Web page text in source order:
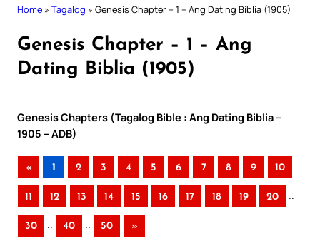
Home » Tagalog » Genesis Chapter – 1 – Ang Dating Biblia (1905)
Genesis Chapter – 1 – Ang
Dating Biblia (1905)
Genesis Chapters (Tagalog Bible : Ang Dating Biblia –
1905 – ADB)
« 1 2 3 4 5 6 7 8 9 10
11 12 13 14 15 16 17 18 19 20 ..
30 .. 40 .. 50 »